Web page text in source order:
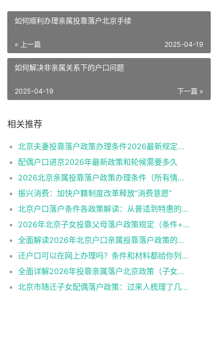
如何顺利办理亲属投靠落户北京手续
« 上一篇 2025-04-19
如何解决非亲属关系下的户口问题
下一篇 »
2025-04-19
相关推荐
北京夫妻投靠落户政策办理条件2026最新规定消息
配偶户口进京2026年最新政策和轮候需要多久
2026北京亲属投靠落户政策办理条件（所有情况）
振兴消费：加快户籍制度改革释放“消费意愿”
北京户口落户条件各政策解读：从普适到特惠的多维通道
2026年北京子女投靠父母落户政策规定（条件+材料+流程）
全面解读2026年北京户口亲属投靠落户政策的各类情形
迁户口可以在网上办理吗？条件和材料都给你列好了！
全面详解2026年投靠亲属落户北京政策（子女、父母、夫妻）
北京市随迁子女配偶落户政策：过来人梳理了几个关键点